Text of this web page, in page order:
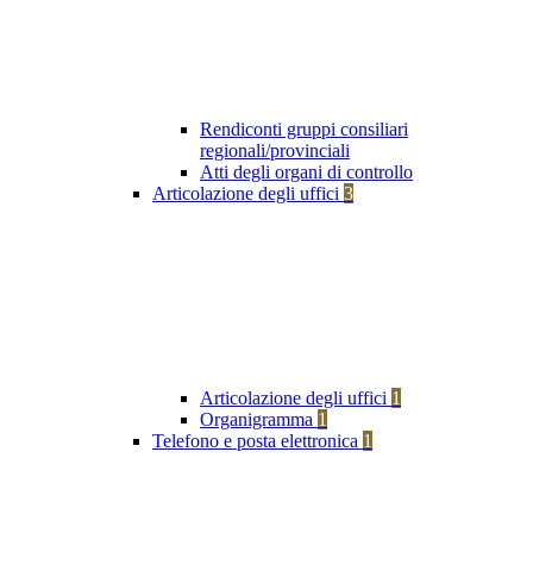
Rendiconti gruppi consiliari
regionali/provinciali
Atti degli organi di controllo
Articolazione degli uffici 3
Articolazione degli uffici 1
Organigramma 1
Telefono e posta elettronica 1